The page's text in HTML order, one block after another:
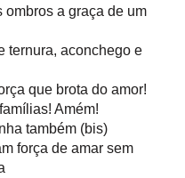
ombros a graça de um
ternura, aconchego e
que brota do amor!
Amém!
também (bis)
força de amar sem